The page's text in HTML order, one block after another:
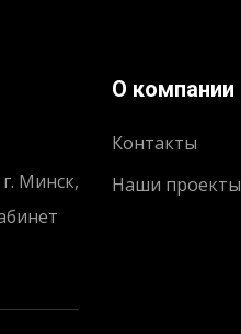
Минск,
О компании
Контакты
Наши проекты